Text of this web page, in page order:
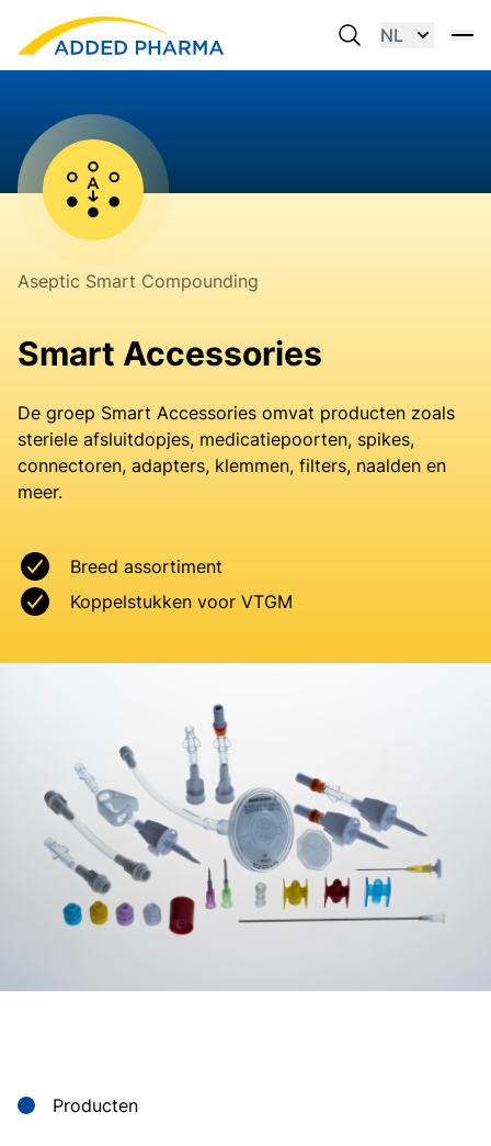
NL
Aseptic Smart Compounding
Smart Accessories
De groep Smart Accessories omvat producten zoals
steriele afsluitdopjes, medicatiepoorten, spikes,
connectoren, adapters, klemmen, filters, naalden en
meer.
Breed assortiment
Koppelstukken voor VTGM
Producten